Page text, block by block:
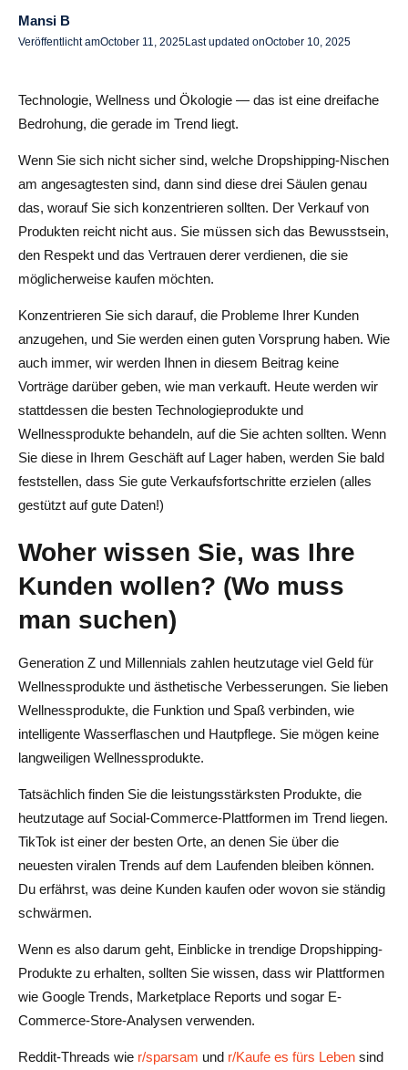
Geräte für Solarenergie
Fazit
Für welche technischen Produkte lohnt es sich, anstelle
von einfachen Geräten Dropshipping zu versenden?
Warum übertreffen Wellnessprodukte durchweg andere
Welche Dropshipping-Nischen eignen sich am besten für
Anfänger mit begrenztem Budget?
Was macht bestimmte Tech-Dropshipping-Produkte
Wie können sich saisonale Trends auf Wellness- und
Tech-Dropshipping-Unternehmen auswirken?
Mansi B
Veröffentlicht amOctober 11, 2025Last updated onOctober 10, 2025
Technologie, Wellness und Ökologie — das ist eine dreifache
Bedrohung, die gerade im Trend liegt.
Wenn Sie sich nicht sicher sind, welche Dropshipping-Nischen
am angesagtesten sind, dann sind diese drei Säulen genau
das, worauf Sie sich konzentrieren sollten. Der Verkauf von
Produkten reicht nicht aus. Sie müssen sich das Bewusstsein,
den Respekt und das Vertrauen derer verdienen, die sie
möglicherweise kaufen möchten.
Konzentrieren Sie sich darauf, die Probleme Ihrer Kunden
anzugehen, und Sie werden einen guten Vorsprung haben. Wie
auch immer, wir werden Ihnen in diesem Beitrag keine
Vorträge darüber geben, wie man verkauft. Heute werden wir
stattdessen die besten Technologieprodukte und
Wellnessprodukte behandeln, auf die Sie achten sollten. Wenn
Sie diese in Ihrem Geschäft auf Lager haben, werden Sie bald
feststellen, dass Sie gute Verkaufsfortschritte erzielen (alles
gestützt auf gute Daten!)
Woher wissen Sie, was Ihre
Kunden wollen? (Wo muss
man suchen)
Generation Z und Millennials zahlen heutzutage viel Geld für
Wellnessprodukte und ästhetische Verbesserungen. Sie lieben
Wellnessprodukte, die Funktion und Spaß verbinden, wie
intelligente Wasserflaschen und Hautpflege. Sie mögen keine
langweiligen Wellnessprodukte.
Tatsächlich finden Sie die leistungsstärksten Produkte, die
heutzutage auf Social-Commerce-Plattformen im Trend liegen.
TikTok ist einer der besten Orte, an denen Sie über die
neuesten viralen Trends auf dem Laufenden bleiben können.
Du erfährst, was deine Kunden kaufen oder wovon sie ständig
schwärmen.
Wenn es also darum geht, Einblicke in trendige Dropshipping-
Produkte zu erhalten, sollten Sie wissen, dass wir Plattformen
wie Google Trends, Marketplace Reports und sogar E-
Commerce-Store-Analysen verwenden.
Reddit-Threads wie r/sparsam und r/Kaufe es fürs Leben sind